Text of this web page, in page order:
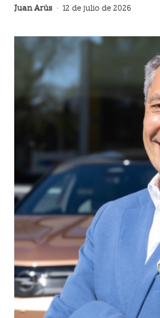
Juan Arús - 12 de julio de 2026